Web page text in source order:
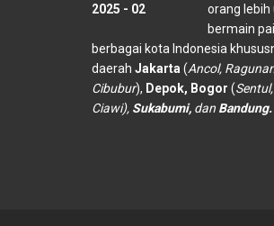
orang lebih
bermain
berbagai kota Indonesia
daerah Jakarta(Ancol,
Cibubur), Depok, Bogor (
Ciawi), Sukabumi, dan Bandung.